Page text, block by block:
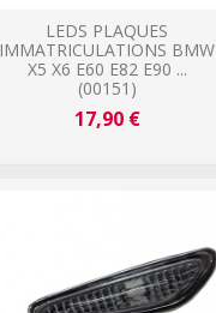
LEDS PLAQUES
IMMATRICULATIONS BMW
X5 X6 E60 E82 E90 ...
(00151)
17,90 €